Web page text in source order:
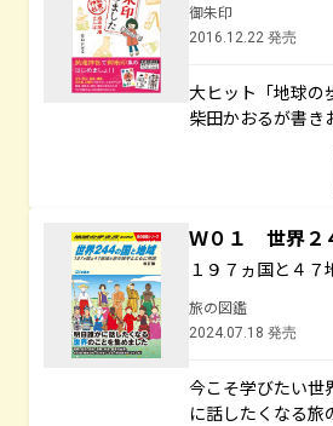
御朱印
2016.12.22 発売
大ヒット「地球の
柴田かおるが書き
Ｗ０１ 世界２
１９７ヵ国と４
旅の図鑑
2024.07.18 発売
今こそ学びたい世
に話したくなる旅